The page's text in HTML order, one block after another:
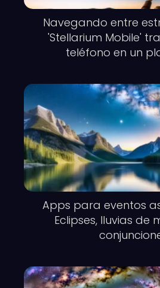
Navegando entre
'Stellarium Mobile'
teléfono en un
Apps para eventos
Eclipses, lluvias de